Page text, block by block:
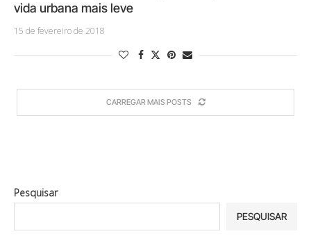
vida urbana mais leve
15 de fevereiro de 2018
CARREGAR MAIS POSTS
Pesquisar
PESQUISAR